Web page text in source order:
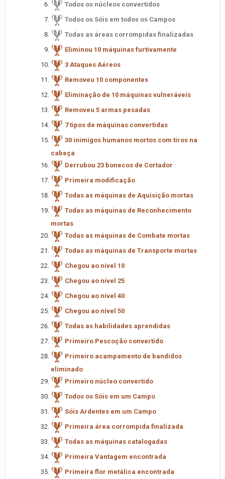
Todos os núcleos convertidos
Todos os Sóis em todos os Campos
Todas as áreas corrompidas finalizadas
Eliminou 10 máquinas furtivamente
3 Ataques Aéreos
Removeu 10 componentes
Eliminação de 10 máquinas vulneráveis
Removeu 5 armas pesadas
7 tipos de máquinas convertidas
30 inimigos humanos mortos com tiros na
cabeça
Derrubou 23 bonecos de Cortador
Primeira modificação
Todas as máquinas de Aquisição mortas
Todas as máquinas de Reconhecimento
mortas
Todas as máquinas de Combate mortas
Todas as máquinas de Transporte mortas
Chegou ao nível 10
Chegou ao nível 25
Chegou ao nível 40
Chegou ao nível 50
Todas as habilidades aprendidas
Primeiro Pescoção convertido
Primeiro acampamento de bandidos
eliminado
Primeiro núcleo convertido
Todos os Sóis em um Campo
Sóis Ardentes em um Campo
Primeira área corrompida finalizada
Todas as máquinas catalogadas
Primeira Vantagem encontrada
Primeira flor metálica encontrada